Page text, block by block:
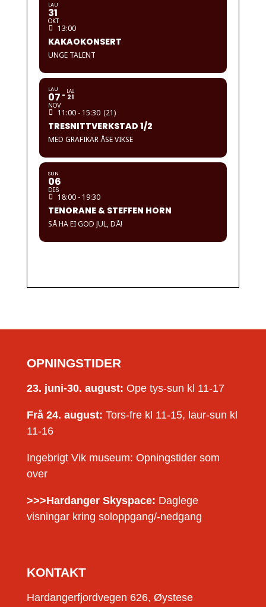
LAU
31
OKT
13:00
KAKAOKONSERT
UNGE TALENT
LAU
07
NOV
LAU
21
11:00 - 15:30 (21)
TRESNITTVERKSTAD 1/2
MED GRAFIKAR ÅSE VIKSE
SUN
06
DES
18:00 - 19:30
TENORANE & STEFFEN HORN
SÅ HA EI GOD JUL, DÅ!
OPNINGSTIDER
23. juni-30. august: Ope tys-sun kl 11-17
Frå 24. august: Tors-fre kl 11-15, laur-sun kl
11-16
Ingebrigt Vik museum: Opningstider som
over
>>>Hardanger Skyspace: Daglege
visningar kring soloppgang/-nedgang
KONTAKT
Hardangerfjordvegen 626, Øystese